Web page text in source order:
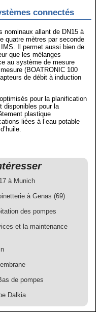
connectés
nominaux allant de DN15 à
quatre mètres par seconde
Il permet aussi bien de
que les mélanges
au système de mesure
(BOATRONIC 100
de débit à induction
pour la planification
disponibles pour la
plastique
liées à l’eau potable
à Munich
à Genas (69)
des pompes
et la maintenance
de pompes
Dalkia